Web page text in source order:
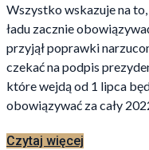
Wszystko wskazuje na
ładu zacznie
przyjął poprawki
czekać na podpis
które wejdą od 1 lipca
obowiązywać za cały
Czytaj więcej